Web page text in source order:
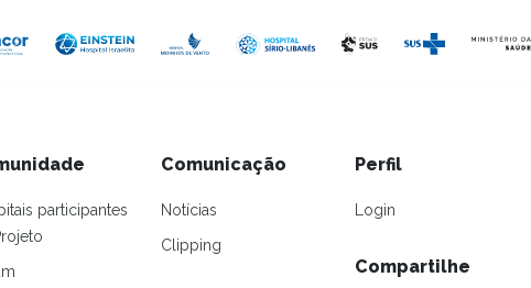
participantes
Comunicação
Notícias
Clipping
Perfil
Login
Compartilhe